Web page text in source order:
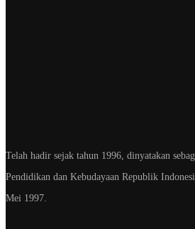
Telah hadir sejak tahun 1996, dinyatakan
Pendidikan dan Kebudayaan Republik
Mei 1997.